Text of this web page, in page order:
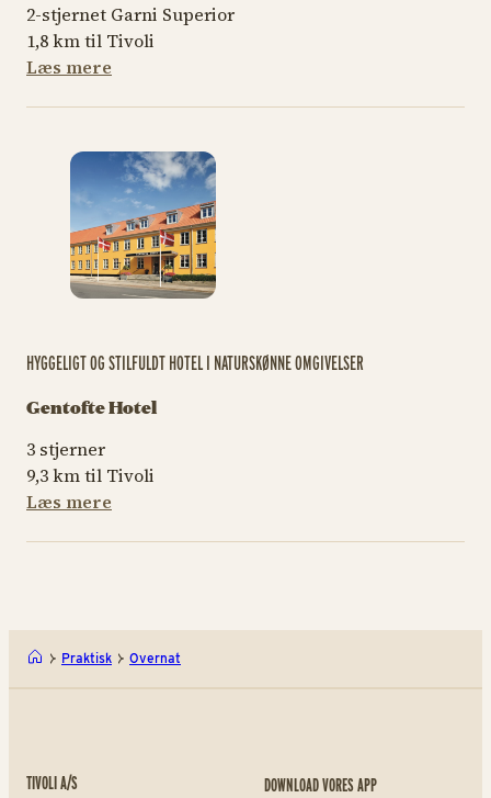
2-stjernet Garni Superior
1,8 km til Tivoli
Læs mere
HYGGELIGT OG STILFULDT HOTEL I NATURSKØNNE OMGIVELSER
Gentofte Hotel
3 stjerner
9,3 km til Tivoli
Læs mere
Praktisk Overnat
TIVOLI A/S DOWNLOAD VORES APP